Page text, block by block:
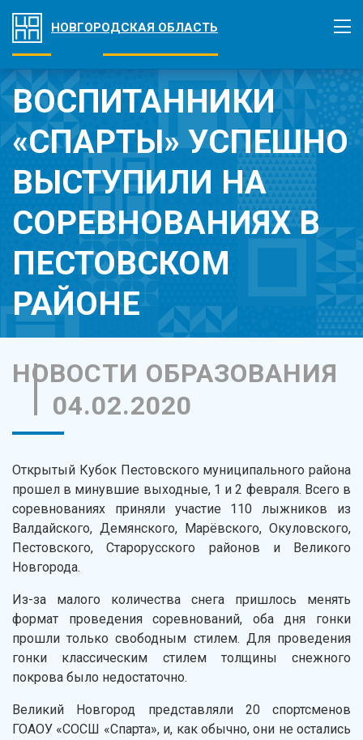
НОВГОРОДСКАЯ ОБЛАСТЬ
ВОСПИТАННИКИ
«СПАРТЫ» УСПЕШНО
ВЫСТУПИЛИ НА
СОРЕВНОВАНИЯХ В
ПЕСТОВСКОМ
РАЙОНЕ
НОВОСТИ ОБРАЗОВАНИЯ
04.02.2020
Открытый Кубок Пестовского муниципального района
прошел в минувшие выходные, 1 и 2 февраля. Всего в
соревнованиях приняли участие 110 лыжников из
Валдайского, Демянского, Марёвского, Окуловского,
Пестовского, Старорусского районов и Великого
Новгорода.
Из-за малого количества снега пришлось менять
формат проведения соревнований, оба дня гонки
прошли только свободным стилем. Для проведения
гонки классическим стилем толщины снежного
покрова было недостаточно.
Великий Новгород представляли 20 спортсменов
ГОАОУ «СОСШ «Спарта», и, как обычно, они не остались